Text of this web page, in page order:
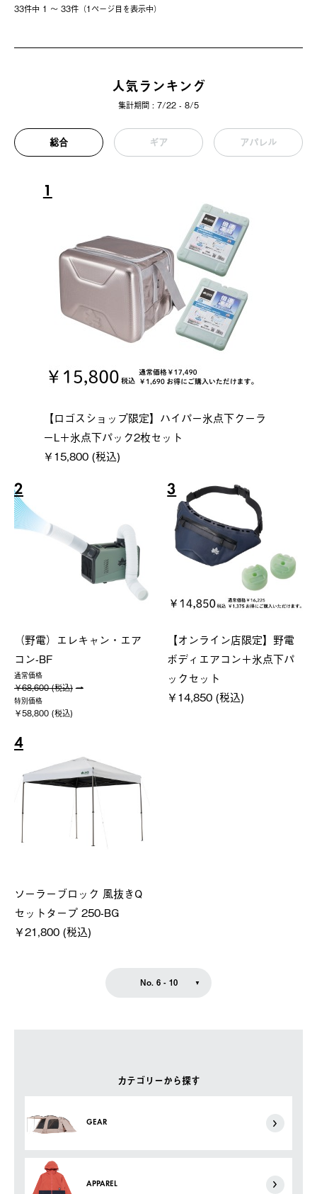
カテゴリーから探す
GEAR
APPAREL
33件中 1 〜 33件（1ページ⽬を表⽰中）
人気ランキング
集計期間 : 7/22 - 8/5
総合 ギア アパレル
1
【ロゴスショップ限定】ハイパー氷点下クーラ
ーL＋氷点下パック2枚セット
￥15,800 (税込)
2
（野電）エレキャン・エア
コン-BF
通常価格
￥68,600 (税込)
特別価格
￥58,800 (税込)
3
【オンライン店限定】野電
ボディエアコン＋氷点下パ
ックセット
￥14,850 (税込)
4
ソーラーブロック 風抜きQ
セットタープ 250-BG
￥21,800 (税込)
No. 6 - 10